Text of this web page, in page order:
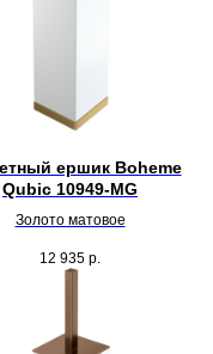
ершик Boheme
Qubic 10949-MG
Золото матовое
12 935 р.